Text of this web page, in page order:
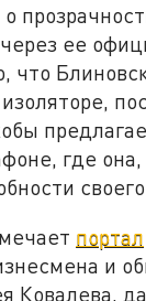
ее
что
где
портал
и
Ковалева,